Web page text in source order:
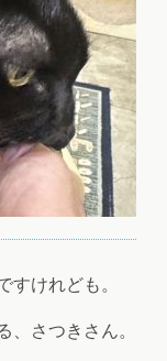
けれども。
さつきさん。